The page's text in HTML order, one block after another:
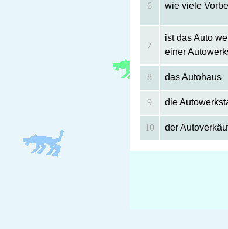
6 wie viele
7
ist das Auto
einer
8 das Autohaus
9 die
10 der